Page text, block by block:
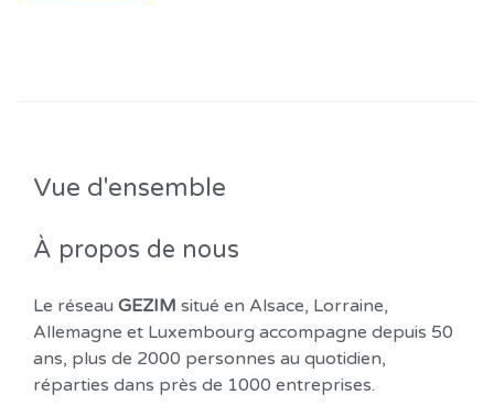
Vue d'ensemble
À propos de nous
Le réseau GEZIM situé en Alsace, Lorraine,
Allemagne et Luxembourg accompagne depuis 50
ans, plus de 2000 personnes au quotidien,
réparties dans près de 1000 entreprises.